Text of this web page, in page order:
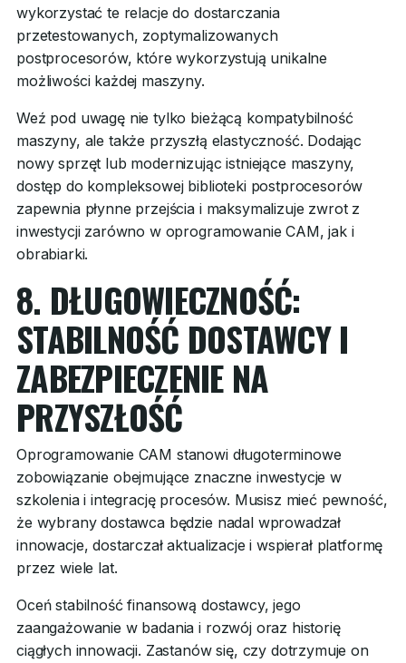
wykorzystać te relacje do dostarczania
przetestowanych, zoptymalizowanych
postprocesorów, które wykorzystują unikalne
możliwości każdej maszyny.
Weź pod uwagę nie tylko bieżącą kompatybilność
maszyny, ale także przyszłą elastyczność. Dodając
nowy sprzęt lub modernizując istniejące maszyny,
dostęp do kompleksowej biblioteki postprocesorów
zapewnia płynne przejścia i maksymalizuje zwrot z
inwestycji zarówno w oprogramowanie CAM, jak i
obrabiarki.
8. DŁUGOWIECZNOŚĆ:
STABILNOŚĆ DOSTAWCY I
ZABEZPIECZENIE NA
PRZYSZŁOŚĆ
Oprogramowanie CAM stanowi długoterminowe
zobowiązanie obejmujące znaczne inwestycje w
szkolenia i integrację procesów. Musisz mieć pewność,
że wybrany dostawca będzie nadal wprowadzał
innowacje, dostarczał aktualizacje i wspierał platformę
przez wiele lat.
Oceń stabilność finansową dostawcy, jego
zaangażowanie w badania i rozwój oraz historię
ciągłych innowacji. Zastanów się, czy dotrzymuje on